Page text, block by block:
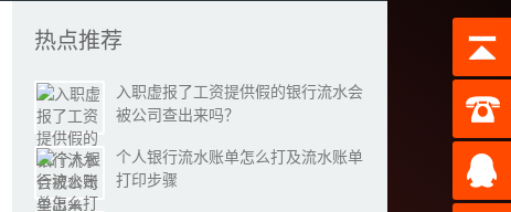
热点推荐
入职虚报了工资提供假的银行流水会
被公司查出来吗？
个人银行流水账单怎么打及流水账单
打印步骤